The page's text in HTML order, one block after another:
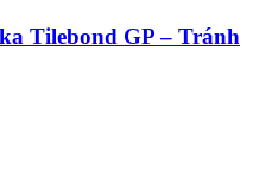
Tilebond GP – Tránh